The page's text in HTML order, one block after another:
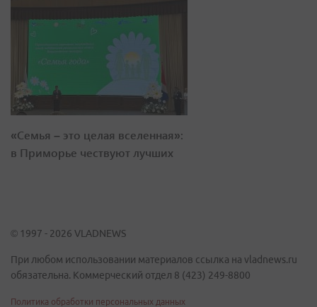
«Семья – это целая вселенная»:
в Приморье чествуют лучших
© 1997 - 2026 VLADNEWS
При любом использовании материалов ссылка на vladnews.ru
обязательна. Коммерческий отдел 8 (423) 249-8800
Политика обработки персональных данных